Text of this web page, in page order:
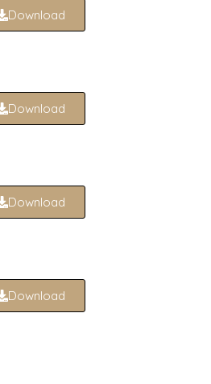
Download
Download
Download
Download